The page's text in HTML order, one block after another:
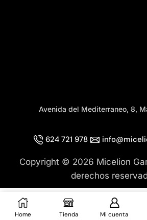
Añadir Al
Home Tienda Mi cuenta
Avenida del Mediterraneo, 8,
Copyright © 2026 Micelion
derechos
624 721 978